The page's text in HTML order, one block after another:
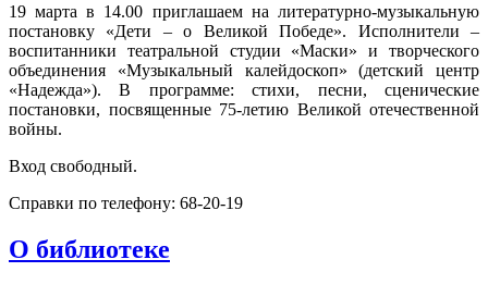
19 марта в 14.00 приглашаем на литературно-музыкальную
постановку «Дети – о Великой Победе». Исполнители –
воспитанники театральной студии «Маски» и творческого
объединения «Музыкальный калейдоскоп» (детский центр
«Надежда»). В программе: стихи, песни, сценические
постановки, посвященные 75-летию Великой отечественной
войны.
Вход свободный.
Справки по телефону: 68-20-19
О библиотеке